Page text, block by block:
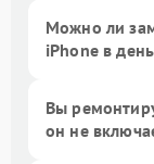
Можно ли
iPhone в
Вы
он не